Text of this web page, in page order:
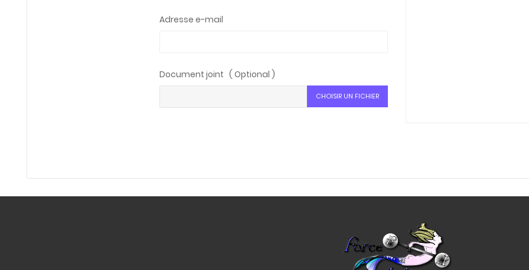
Adresse e-mail
Document joint ( Optional )
CHOISIR UN FICHIER